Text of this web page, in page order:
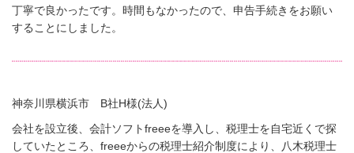
丁寧で良かったです。時間もなかったので、申告手続きをお願い
することにしました。
神奈川県横浜市 B社H様(法人)
会社を設立後、会計ソフトfreeeを導入し、税理士を自宅近くで探
していたところ、freeeからの税理士紹介制度により、八木税理士